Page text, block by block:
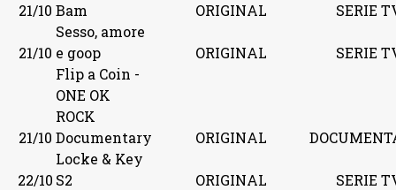
21/10 Bam
ORIGINAL SERIE
21/10
Sesso, amore
e goop
ORIGINAL SERIE
21/10
Flip a Coin -
ONE OK
ROCK
Documentary
ORIGINAL
22/10
Locke & Key
S2
ORIGINAL SERIE